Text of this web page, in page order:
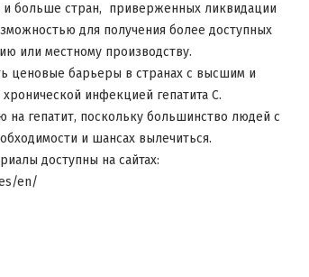
и больше стран, приверженных ликвидации
для получения более доступных
или местному производству.
ценовые барьеры в странах с высшим и
инфекцией гепатита С.
гепатит, поскольку большинство людей с
и шансах вылечиться.
доступны на сайтах:
en/